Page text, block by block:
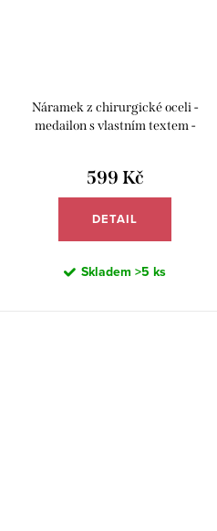
Náramek z chirurgické oceli -
medailon s vlastním textem -
599 Kč
DETAIL
Skladem >5 ks